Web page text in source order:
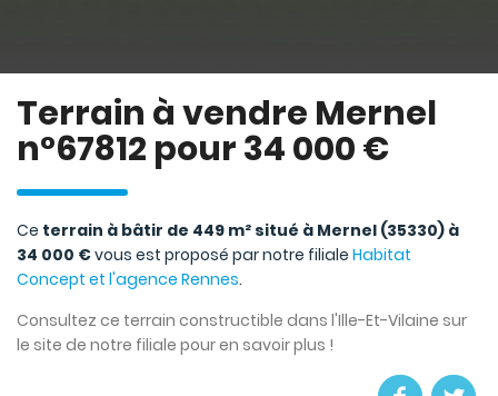
Terrain à vendre Mernel
n°67812 pour 34 000 €
Ce terrain à bâtir de 449 m² situé à Mernel (35330) à
34 000 €vous est proposé par notre filiale Habitat
Concept et l'agence Rennes.
Consultez ce terrain constructible dans l'Ille-Et-Vilaine sur
le site de notre filiale pour en savoir plus !